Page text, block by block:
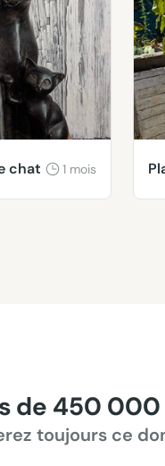
chat 1 mois
de 450
toujours ce